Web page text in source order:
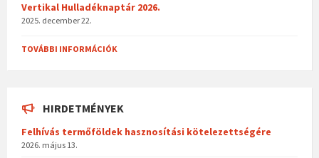
Vertikal Hulladéknaptár 2026.
2025. december 22.
TOVÁBBI INFORMÁCIÓK
HIRDETMÉNYEK
Felhívás termőföldek hasznosítási kötelezettségére
2026. május 13.